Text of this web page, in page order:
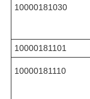
10000181030
10000181101
10000181110